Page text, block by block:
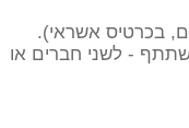
חבר: 1250 ש"ח למשתתף - לשני חברים או